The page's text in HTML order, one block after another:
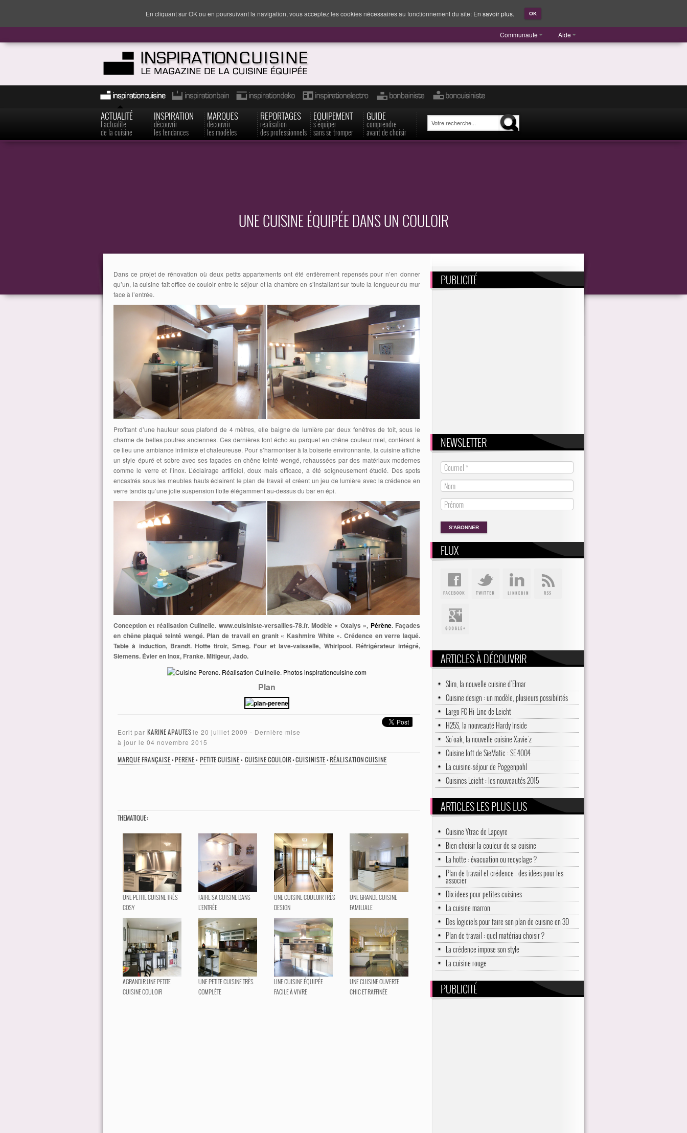
Communaute Aide
ACTUALITÉ
l'actualité
de la cuisine
INSPIRATION
découvrir
les tendances
MARQUES
découvrir
les modèles
REPORTAGES
réalisation
des professionnels
EQUIPEMENT
s'équiper
sans se tromper
GUIDE
comprendre
avant de choisir
UNE CUISINE ÉQUIPÉE DANS UN COULOIR
Dans ce projet de rénovation où deux petits appartements ont été entièrement repensés pour n’en donner
qu’un, la cuisine fait office de couloir entre le séjour et la chambre en s’installant sur toute la longueur du mur
face à l’entrée.
Profitant d’une hauteur sous plafond de 4 mètres, elle baigne de lumière par deux fenêtres de toit, sous le
charme de belles poutres anciennes. Ces dernières font écho au parquet en chêne couleur miel, conférant à
ce lieu une ambiance intimiste et chaleureuse. Pour s’harmoniser à la boiserie environnante, la cuisine affiche
un style épuré et sobre avec ses façades en chêne teinté wengé, rehaussées par des matériaux modernes
comme le verre et l’inox. L’éclairage artificiel, doux mais efficace, a été soigneusement étudié. Des spots
encastrés sous les meubles hauts éclairent le plan de travail et créent un jeu de lumière avec la crédence en
verre tandis qu’une jolie suspension flotte élégamment au-dessus du bar en épi.
Conception et réalisation Culinelle. www.cuisiniste-versailles-78.fr. Modèle « Oxalys », Pérène. Façades
en chêne plaqué teinté wengé. Plan de travail en granit « Kashmire White ». Crédence en verre laqué.
Table à induction, Brandt. Hotte tiroir, Smeg. Four et lave-vaisselle, Whirlpool. Réfrigérateur intégré,
Siemens. Évier en Inox, Franke. Mitigeur, Jado.
Plan
Ecrit par KARINE APAUTES le 20 juillet 2009 - Dernière mise
à jour le 04 novembre 2015
MARQUE FRANÇAISE•PERENE• PETITE CUISINE• CUISINE COULOIR•CUISINISTE•RÉALISATION CUISINE
THEMATIQUE :
UNE PETITE CUISINE TRÈS
COSY
FAIRE SA CUISINE DANS
L'ENTRÉE
UNE CUISINE COULOIR TRÈS
DESIGN
UNE GRANDE CUISINE
FAMILIALE
AGRANDIR UNE PETITE
CUISINE COULOIR
UNE PETITE CUISINE TRÈS
COMPLÈTE
UNE CUISINE ÉQUIPÉE
FACILE À VIVRE
UNE CUISINE OUVERTE
CHIC ET RAFFINÉE
PUBLICITÉ
NEWSLETTER
FLUX
ARTICLES À DÉCOUVRIR
Slim, la nouvelle cuisine d’Elmar
Cuisine design : un modèle, plusieurs possibilités
Largo FG Hi-Line de Leicht
H25S, la nouveauté Hardy Inside
So’oak, la nouvelle cuisine Xavie’z
Cuisine loft de SieMatic : SE 4004
La cuisine-séjour de Poggenpohl
Cuisines Leicht : les nouveautés 2015
ARTICLES LES PLUS LUS
Cuisine Ytrac de Lapeyre
Bien choisir la couleur de sa cuisine
La hotte : évacuation ou recyclage ?
Plan de travail et crédence : des idées pour les
associer
Dix idees pour petites cuisines
La cuisine marron
Des logiciels pour faire son plan de cuisine en 3D
Plan de travail : quel matériau choisir ?
La crédence impose son style
La cuisine rouge
PUBLICITÉ
En cliquant sur OK ou en poursuivant la navigation, vous acceptez les cookies nécessaires au fonctionnement du site: En savoir plus. OK